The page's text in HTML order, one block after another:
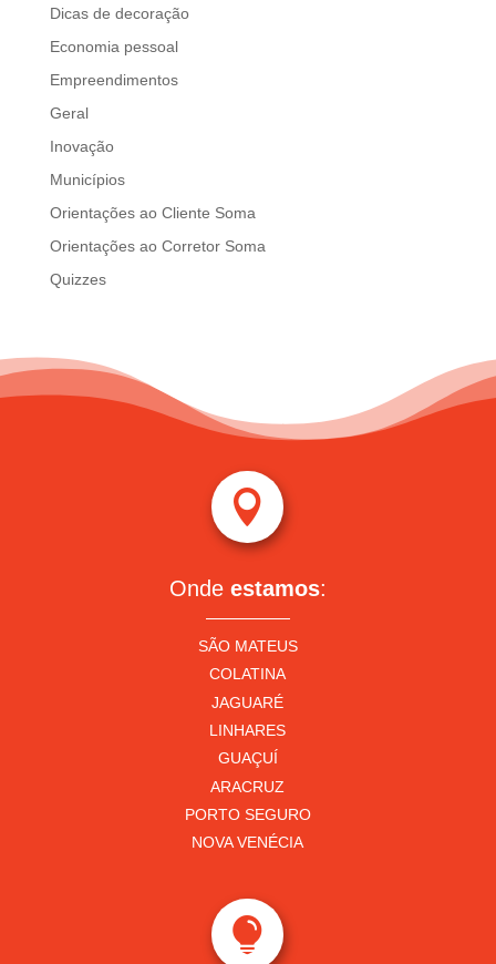
Dicas de decoração
Economia pessoal
Empreendimentos
Geral
Inovação
Municípios
Orientações ao Cliente Soma
Orientações ao Corretor Soma
Quizzes

Onde estamos:
SÃO MATEUS
COLATINA
JAGUARÉ
LINHARES
GUAÇUÍ
ARACRUZ
PORTO SEGURO
NOVA VENÉCIA
